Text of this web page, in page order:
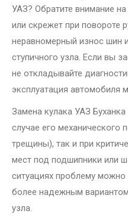
УАЗ? Обратите внимание
или скрежет при повороте
неравномерный износ шин
ступичного узла. Если вы
не откладывайте
эксплуатация автомобиля
Замена кулака УАЗ
случае его механического
трещины), так и при
мест под подшипники или
ситуациях проблему
более надежным
узла.